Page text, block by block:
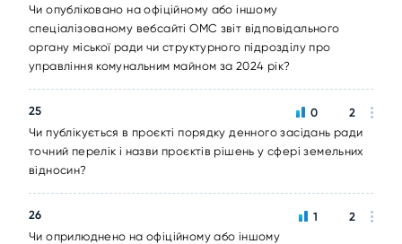
Чи опубліковано на офіційному або іншому
спеціалізованому вебсайті ОМС звіт відповідального
органу міської ради чи структурного підрозділу про
управління комунальним майном за 2024 рік?
25
Чи публікується в проєкті порядку денного засідань ради
точний перелік і назви проєктів рішень у сфері земельних
відносин?
0 2
26
Чи оприлюднено на офіційному або іншому
1 2